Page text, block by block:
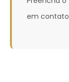
em